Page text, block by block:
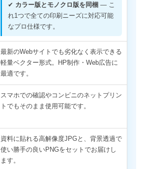
✔ カラー版とモノクロ版を同梱 — こ
れ1つで全ての印刷ニーズに対応可能
なプロ仕様です。
最新のWebサイトでも劣化なく表示できる
軽量ベクター形式。HP制作・Web広告に
最適です。
スマホでの確認やコンビニのネットプリン
トでもそのまま使用可能です。
資料に貼れる高解像度JPGと、背景透過で
使い勝手の良いPNGをセットでお届けし
ます。